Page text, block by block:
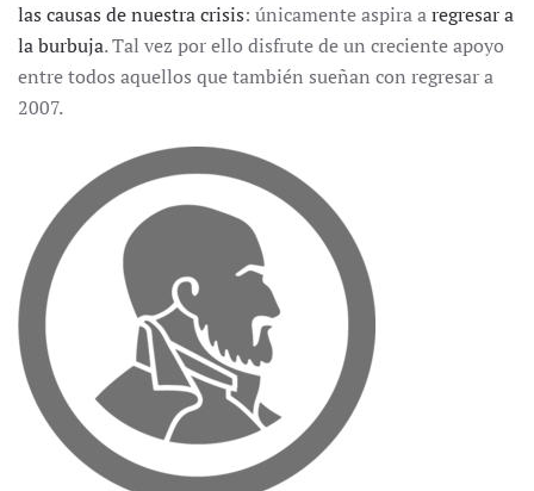
las causas de nuestra crisis: únicamente aspira aregresar a
la burbuja. Tal vez por ello disfrute de un creciente apoyo
entre todos aquellos que también sueñan con regresar a
2007.